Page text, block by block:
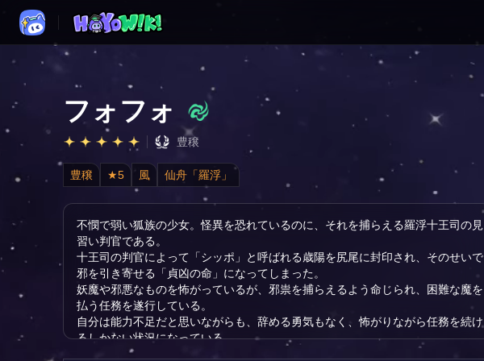
フォフォ
豊穣
豊穣 ★5 風 仙舟「羅浮」
不憫で弱い狐族の少女。怪異を恐れているのに、それを捕らえる羅浮十王司の見
習い判官である。
十王司の判官によって「シッポ」と呼ばれる歳陽を尻尾に封印され、そのせいで
邪を引き寄せる「貞凶の命」になってしまった。
妖魔や邪悪なものを怖がっているが、邪祟を捕らえるよう命じられ、困難な魔を
払う任務を遂行している。
自分は能力不足だと思いながらも、辞める勇気もなく、怖がりながら任務を続け
るしかない状況になっている。